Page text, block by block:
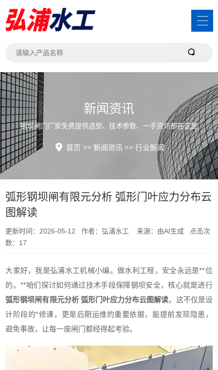
新闻资讯
钢坝闸门厂家免费提供选型、技术参数、一手资讯都在这里
首页 >> 新闻资讯 >> 行业新闻
弧形钢坝闸有限元分析 弧形门叶应力分布云
图解读
更新时间：2026-05-12 作者：弘浦水工 来源：由AI生成 点击次
数：17
大家好，我是弘浦水工机械小编。做水利工程，安全永远是**位
的。**咱们探讨如何通过技术手段保障钢坝安全，核心就是进行
弧形钢坝闸有限元分析 弧形门叶应力分布云图解读。这不仅是设
计阶段的*修课，更是后期运维的重要依据，能提前发现隐患，
避免事故，让每一座闸门都经得起考验。